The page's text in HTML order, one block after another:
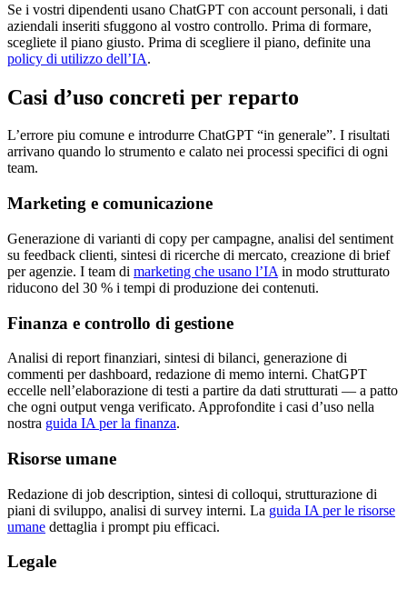
Se i vostri dipendenti usano ChatGPT con account personali, i dati
aziendali inseriti sfuggono al vostro controllo. Prima di formare,
scegliete il piano giusto. Prima di scegliere il piano, definite una
policy di utilizzo dell’IA.
Casi d’uso concreti per reparto
L’errore piu comune e introdurre ChatGPT “in generale”. I risultati
arrivano quando lo strumento e calato nei processi specifici di ogni
team.
Marketing e comunicazione
Generazione di varianti di copy per campagne, analisi del sentiment
su feedback clienti, sintesi di ricerche di mercato, creazione di brief
per agenzie. I team di marketing che usano l’IA in modo strutturato
riducono del 30 % i tempi di produzione dei contenuti.
Finanza e controllo di gestione
Analisi di report finanziari, sintesi di bilanci, generazione di
commenti per dashboard, redazione di memo interni. ChatGPT
eccelle nell’elaborazione di testi a partire da dati strutturati — a patto
che ogni output venga verificato. Approfondite i casi d’uso nella
nostra guida IA per la finanza.
Risorse umane
Redazione di job description, sintesi di colloqui, strutturazione di
piani di sviluppo, analisi di survey interni. La guida IA per le risorse
umane dettaglia i prompt piu efficaci.
Legale